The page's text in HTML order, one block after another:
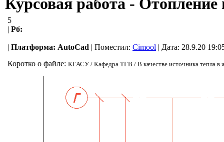
Курсовая работа -
5
| Рб:
| Платформа: AutoCad | Поместил: Cimool | Дата: 28.9.20
Коротко о файле: КГАСУ / Кафедра ТГВ / В качестве источника тепла в